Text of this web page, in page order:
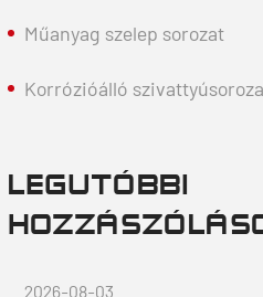
Műanyag szelep sorozat
Korrózióálló
LEGUTÓBBI
2026-08-03